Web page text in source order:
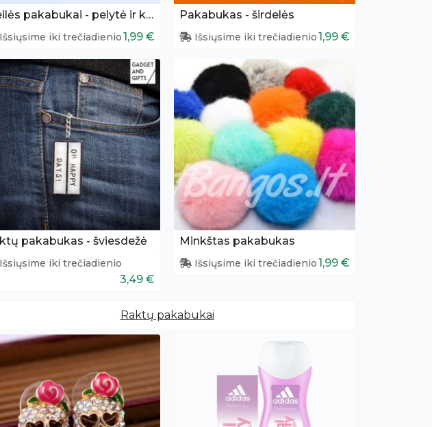
Meilės pakabukai - pelytė ir klaviatūra
Išsiųsime iki trečiadienio1,99 €
Pakabukas - širdelės
Išsiųsime iki trečiadienio1,99 €
pakabukas - šviesdežė
Išsiųsime iki trečiadienio
3,49 €
Minkštas pakabukas
Išsiųsime iki trečiadienio1,99 €
Raktų pakabukai